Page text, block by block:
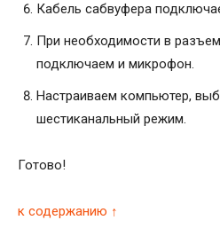
Кабель сабвуфера
При необходимости в
подключаем и микрофон.
Настраиваем компьютер,
шестиканальный режим.
Готово!
к содержанию ↑